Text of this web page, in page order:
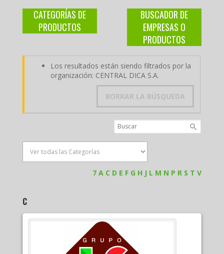
CATEGORÍAS DE
PRODUCTOS
BUSCADOR DE
EMPRESAS O
PRODUCTOS
Los resultados están siendo filtrados por la
organización: CENTRAL DICA S.A.
BORRAR LA BÚSQUEDA
7 A C D E F G H J L M N P R S T V
C